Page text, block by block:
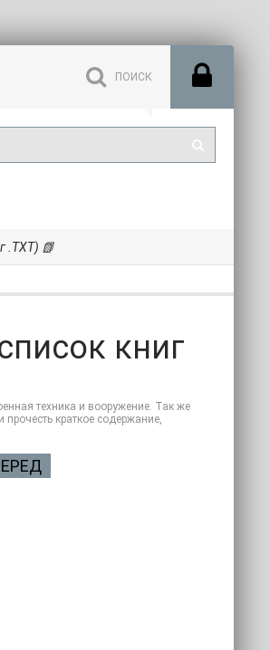
.TXT) 📗
книг
техника и вооружение. Так же
краткое содержание,